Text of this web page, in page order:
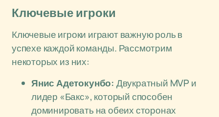
Ключевые игроки
Ключевые игроки играют важную роль в
успехе каждой команды. Рассмотрим
некоторых из них:
Янис Адетокунбо: Двукратный MVP и
лидер «Бакс», который способен
доминировать на обеих сторонах